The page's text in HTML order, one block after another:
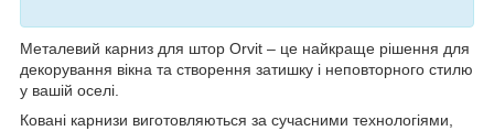
Металевий карниз для штор Orvit – це найкраще рішення для
декорування вікна та створення затишку і неповторного стилю
у вашій оселі.
Ковані карнизи виготовляються за сучасними технологіями,